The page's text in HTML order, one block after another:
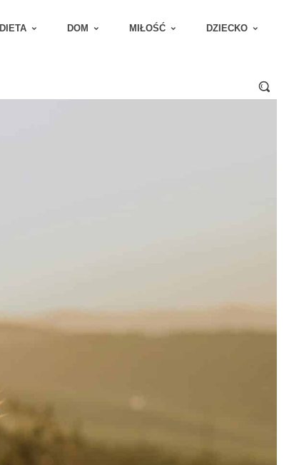
DIETA DOM MIŁOŚĆ DZIECKO